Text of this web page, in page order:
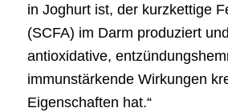
in Joghurt ist, der kurzkettige
(SCFA) im Darm produziert
antioxidative,
immunstärkende Wirkungen
Eigenschaften hat.“